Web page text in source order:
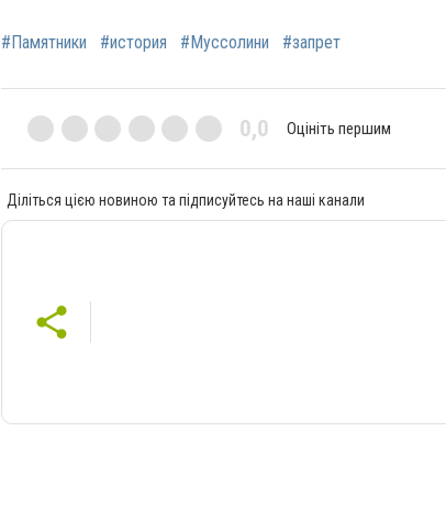
#Памятники #история #Муссолини #запрет
0,0 Оцініть першим
Діліться цією новиною та підписуйтесь на наші канали